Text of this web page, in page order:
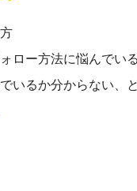
ロー方法に悩んでい
いるか分からない、